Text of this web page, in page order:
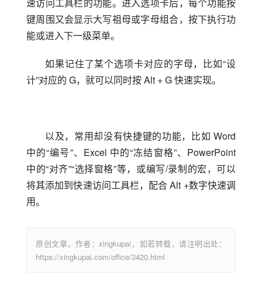
速访问工具栏的功能。进入选项卡后，每个功能按
键周围又会显示大写祖母或字母组合，按下执行功
能或进入下一级菜单。
如果记住了某个选项卡对应的字母，比如“设
计”对应的 G，就可以同时按 Alt + G 快速实现。
以及，常用却没有快捷键的功能，比如 Word
中的“编号”、Excel 中的“冻结窗格”、PowerPoint
中的“对齐”“选择窗格”等，或编写/录制的宏，可以
将其添加到快速访问工具栏，配合 Alt +数字快速调
用。
原创文章，作者：xingkupai，如若转载，请注明出处：
https://xingkupai.com/office/3420.html